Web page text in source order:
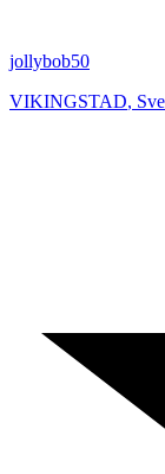
jollybob50
VIKINGSTAD,